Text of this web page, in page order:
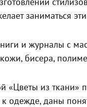
заниматься
и журналы с
бисера,
«Цветы из
к одежде, даны